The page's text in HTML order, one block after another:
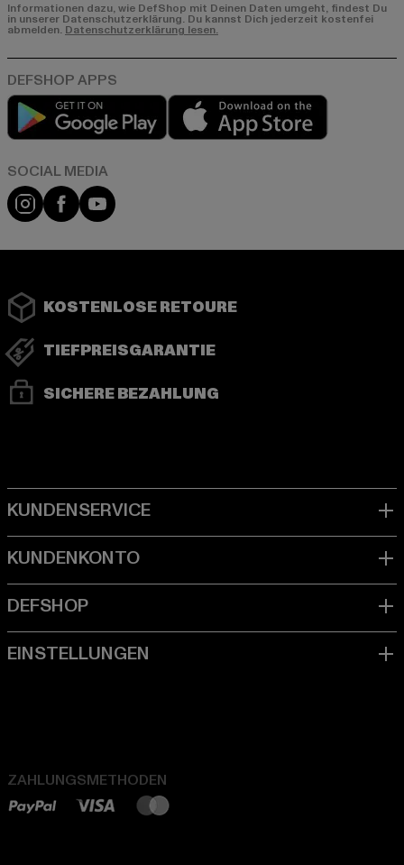
Informationen dazu, wie DefShop mit Deinen Daten umgeht, findest Du
in unserer Datenschutzerklärung. Du kannst Dich jederzeit kostenfei
abmelden. Datenschutzerklärung lesen.
Play market
Instagram
FacebookYouTube
KOSTENLOSE RETOURE
TIEFPREISGARANTIE
SICHERE BEZAHLUNG
ZAHLUNGSMETHODEN